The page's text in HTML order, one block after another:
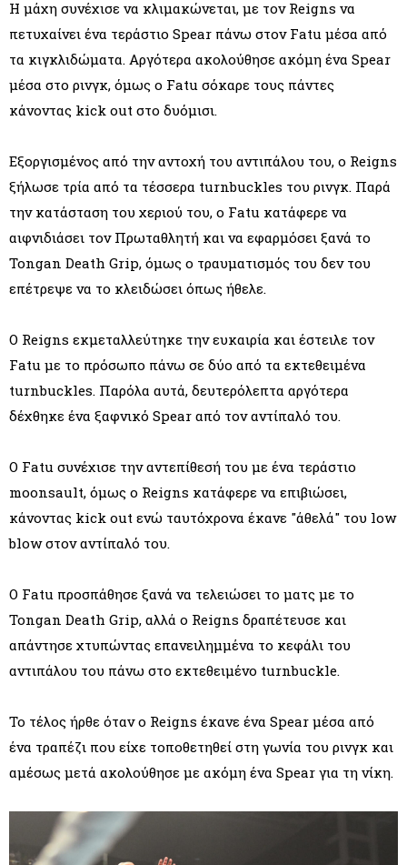
Η μάχη συνέχισε να κλιμακώνεται, με τον Reigns να
πετυχαίνει ένα τεράστιο Spear πάνω στον Fatu μέσα από
τα κιγκλιδώματα. Αργότερα ακολούθησε ακόμη ένα Spear
μέσα στο ρινγκ, όμως ο Fatu σόκαρε τους πάντες
κάνοντας kick out στο δυόμισι.
Εξοργισμένος από την αντοχή του αντιπάλου του, ο Reigns
ξήλωσε τρία από τα τέσσερα turnbuckles του ρινγκ. Παρά
την κατάσταση του χεριού του, ο Fatu κατάφερε να
αιφνιδιάσει τον Πρωταθλητή και να εφαρμόσει ξανά το
Tongan Death Grip, όμως ο τραυματισμός του δεν του
επέτρεψε να το κλειδώσει όπως ήθελε.
Ο Reigns εκμεταλλεύτηκε την ευκαιρία και έστειλε τον
Fatu με το πρόσωπο πάνω σε δύο από τα εκτεθειμένα
turnbuckles. Παρόλα αυτά, δευτερόλεπτα αργότερα
δέχθηκε ένα ξαφνικό Spear από τον αντίπαλό του.
Ο Fatu συνέχισε την αντεπίθεσή του με ένα τεράστιο
moonsault, όμως ο Reigns κατάφερε να επιβιώσει,
κάνοντας kick out ενώ ταυτόχρονα έκανε "άθελά" του low
blow στον αντίπαλό του.
Ο Fatu προσπάθησε ξανά να τελειώσει το ματς με το
Tongan Death Grip, αλλά ο Reigns δραπέτευσε και
απάντησε χτυπώντας επανειλημμένα το κεφάλι του
αντιπάλου του πάνω στο εκτεθειμένο turnbuckle.
Το τέλος ήρθε όταν ο Reigns έκανε ένα Spear μέσα από
ένα τραπέζι που είχε τοποθετηθεί στη γωνία του ρινγκ και
αμέσως μετά ακολούθησε με ακόμη ένα Spear για τη νίκη.